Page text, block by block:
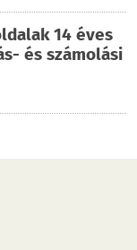
14 éves
és számolási